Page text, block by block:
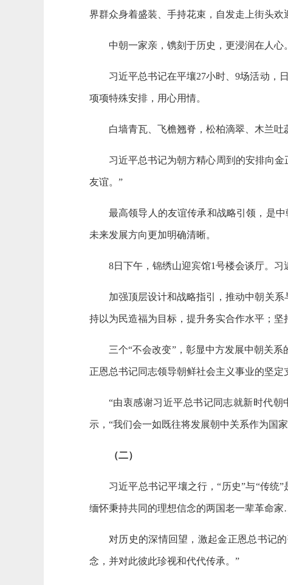
界群众身着盛装、手持花束，自发走上街头欢
中朝一家亲，镌刻于历史，更浸润在人心。
习近平总书记在平壤27小时、9场活动
项项特殊安排，用心用情。
白墙青瓦、飞檐翘脊，松柏滴翠、木兰
习近平总书记为朝方精心周到的安排向
友谊。”
最高领导人的友谊传承和战略引领，是
未来发展方向更加明确清晰。
8日下午，锦绣山迎宾馆1号楼会谈厅。习
加强顶层设计和战略指引，推动中朝关
持以为民造福为目标，提升务实合作水平；
三个“不会改变”，彰显中方发展中朝关
正恩总书记同志领导朝鲜社会主义事业的坚
“由衷感谢习近平总书记同志就新时代
示，“我们会一如既往将发展朝中关系作为国
（二）
习近平总书记平壤之行，“历史”与“传统
缅怀秉持共同的理想信念的两国老一辈革命
对历史的深情回望，激起金正恩总书记
念，并对此彼此珍视和代代传承。”